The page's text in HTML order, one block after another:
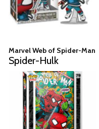
Marvel Web of Spider-Man
Spider-Hulk